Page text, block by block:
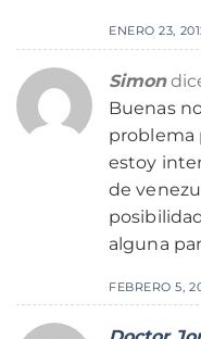
ENERO 23,
Simon
Buenas
problema
estoy
de
alguna
FEBRERO 5,